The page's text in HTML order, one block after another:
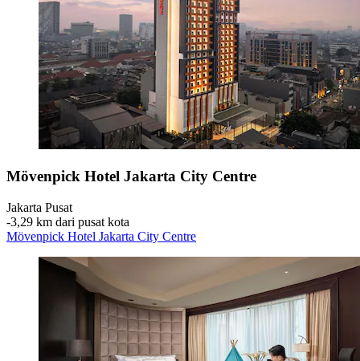
Mövenpick Hotel Jakarta City Centre
Jakarta Pusat
‐3,29 km dari pusat kota
Mövenpick Hotel Jakarta City Centre